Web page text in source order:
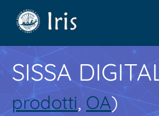
SISSA
prodotti, OA)